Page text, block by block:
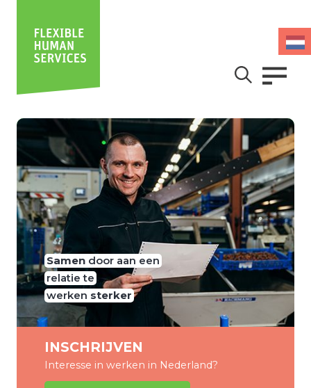
Samen door aan een
relatie te
werken sterker
INSCHRIJVEN
Interesse in werken in Nederland?